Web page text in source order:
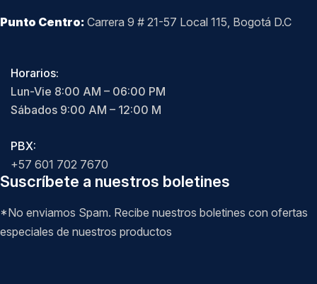
Punto Centro: Carrera 9 # 21-57 Local 115, Bogotá D.C
Horarios:
Lun-Vie 8:00 AM – 06:00 PM
Sábados 9:00 AM – 12:00 M
PBX:
+57 601 702 7670
Suscríbete a nuestros boletines
*No enviamos Spam. Recibe nuestros boletines con ofertas
especiales de nuestros productos